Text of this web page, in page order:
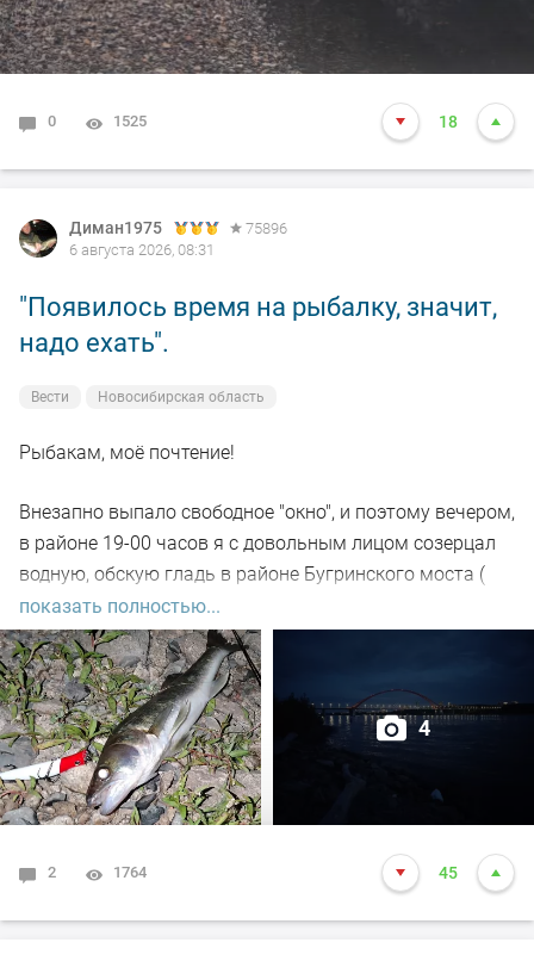
0 1525 18
Диман1975
75896
6 августа 2026, 08:31
"Появилось время на рыбалку, значит,
надо ехать".
Вести Новосибирская область
Рыбакам, моё почтение!
Внезапно выпало свободное "окно", и поэтому вечером,
в районе 19-00 часов я с довольным лицом созерцал
водную, обскую гладь в районе Бугринского моста (
правый берег).
Отдыхающего люда просто тьма, и на берегу ,и на
воде. Сапы, катера, гидроциклы всяких мастей
поднимали нехилую волну до самой темноты.
По сути: рыбалил только на спиннинг, помощниками
выступили "вертушки" и воблера.
С вечера поклёвок не увидел. Наступило тёмное время.
показать полностью...
4
2 1764 45